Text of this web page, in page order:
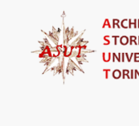
[Unità
[Unità